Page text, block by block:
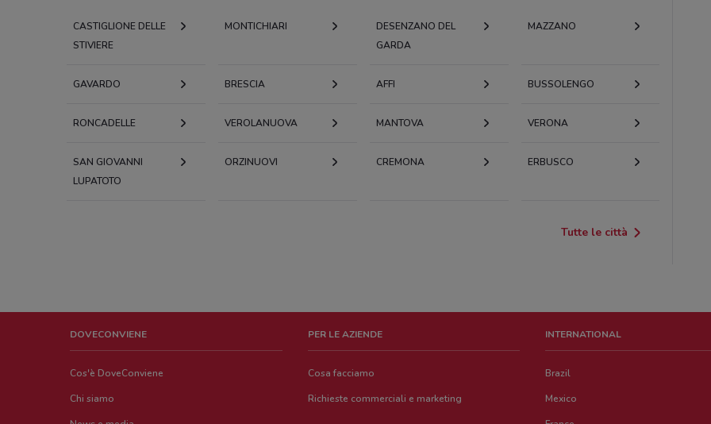
CASTIGLIONE DELLE
STIVIERE
MONTICHIARI
DESENZANO DEL
GARDA
MAZZANO
GAVARDO BRESCIA AFFI BUSSOLENGO
RONCADELLE VEROLANUOVA MANTOVA VERONA
SAN GIOVANNI
LUPATOTO
ORZINUOVI CREMONA ERBUSCO
Tutte le città
DOVECONVIENE
Cos'è DoveConviene
Chi siamo
PER LE AZIENDE
Cosa facciamo
Richieste commerciali e marketing
INTERNATIONAL
Brazil
Mexico